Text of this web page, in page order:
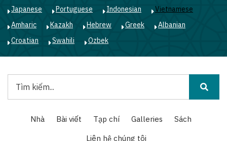
Japanese
Portuguese Indonesian
Vietnamese
Amharic
Kazakh Hebrew Greek
Albanian
Croatian
Swahili Ozbek
kiếm
navigation
Nhà Bài viết Tạp chí Galleries
Sách
Liên hệ chúng tôi